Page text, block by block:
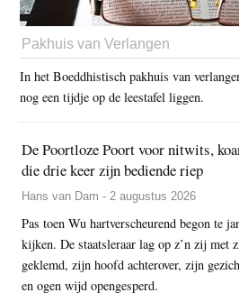
Pakhuis van Verlangen
In het Boeddhistisch pakhuis van
nog een tijdje op de leestafel liggen.
De Poortloze Poort voor nitwits,
die drie keer zijn bediende riep
Hans van Dam - 2 augustus 2026
Pas toen Wu hartverscheurend begon te
kijken. De staatsleraar lag op z’n zij met
geklemd, zijn hoofd achterover, zijn
en ogen wijd opengesperd.